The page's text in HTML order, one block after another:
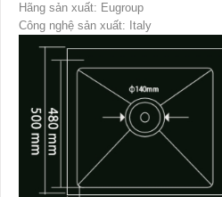
Hãng sản xuất: Eugroup
Công nghệ sản xuất: Italy